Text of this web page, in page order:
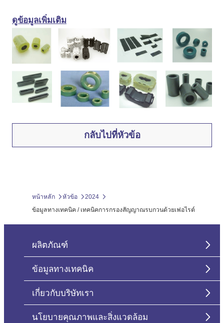
ดูข้อมูลเพิ่มเติม
กลับไปที่หัวข้อ
หน้าหลัก หัวข้อ
2024
ข้อมูลทางเทคนิค / เทคนิคการกรองสัญญาณรบกวนด้วยเฟอไรต์
ผลิตภัณฑ์
ข้อมูลทางเทคนิค
เกี่ยวกับบริษัทเรา
นโยบายคุณภาพและสิ่งแวดล้อม